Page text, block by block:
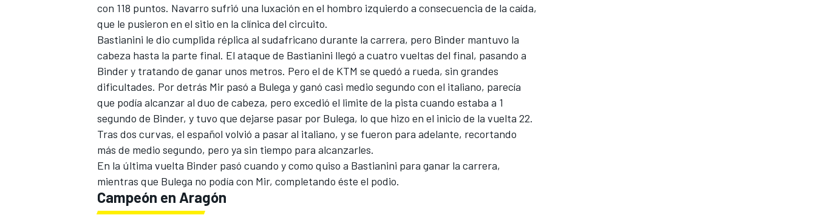
MÁS CATEGORÍAS
con 118 puntos. Navarro sufrió una luxación en el hombro izquierdo a consecuencia de la caída,
que le pusieron en el sitio en la clínica del circuito.
Bastianini le dio cumplida réplica al sudafricano durante la carrera, pero Binder mantuvo la
cabeza hasta la parte final. El ataque de Bastianini llegó a cuatro vueltas del final, pasando a
Binder y tratando de ganar unos metros. Pero el de KTM se quedó a rueda, sin grandes
dificultades. Por detrás Mir pasó a Bulega y ganó casi medio segundo con el italiano, parecía
que podía alcanzar al duo de cabeza, pero excedió el limite de la pista cuando estaba a 1
segundo de Binder, y tuvo que dejarse pasar por Bulega, lo que hizo en el inicio de la vuelta 22.
Tras dos curvas, el español volvió a pasar al italiano, y se fueron para adelante, recortando
más de medio segundo, pero ya sin tiempo para alcanzarles.
En la última vuelta Binder pasó cuando y como quiso a Bastianini para ganar la carrera,
mientras que Bulega no podía con Mir, completando éste el podio.
Campeón en Aragón